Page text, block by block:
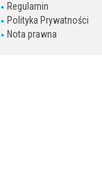
Regulamin
Polityka Prywatności
Nota prawna